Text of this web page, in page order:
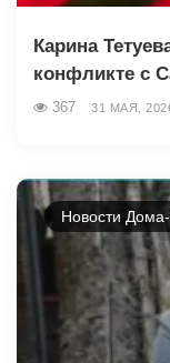
Карина
конфликте с
367 31 МАЯ,
Новости